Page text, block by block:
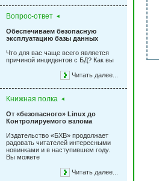
Вопрос-ответ
Обеспечиваем безопасную
эксплуатацию базы данных
Что для вас чаще всего является
причиной инцидентов с БД? Как вы
Читать далее...
Книжная полка
От «безопасного» Linux до
Контролируемого взлома
Издательство «БХВ» продолжает
радовать читателей интересными
новинками и в наступившем году.
Вы можете
Читать далее...